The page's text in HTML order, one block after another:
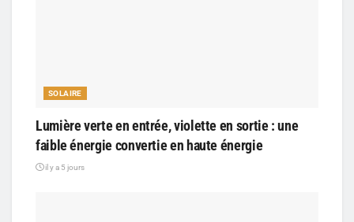
SOLAIRE
Lumière verte en entrée, violette en sortie : une
faible énergie convertie en haute énergie
il y a 5 jours